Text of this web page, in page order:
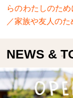
らのわたしのた
／家族や友人の
NEWS &